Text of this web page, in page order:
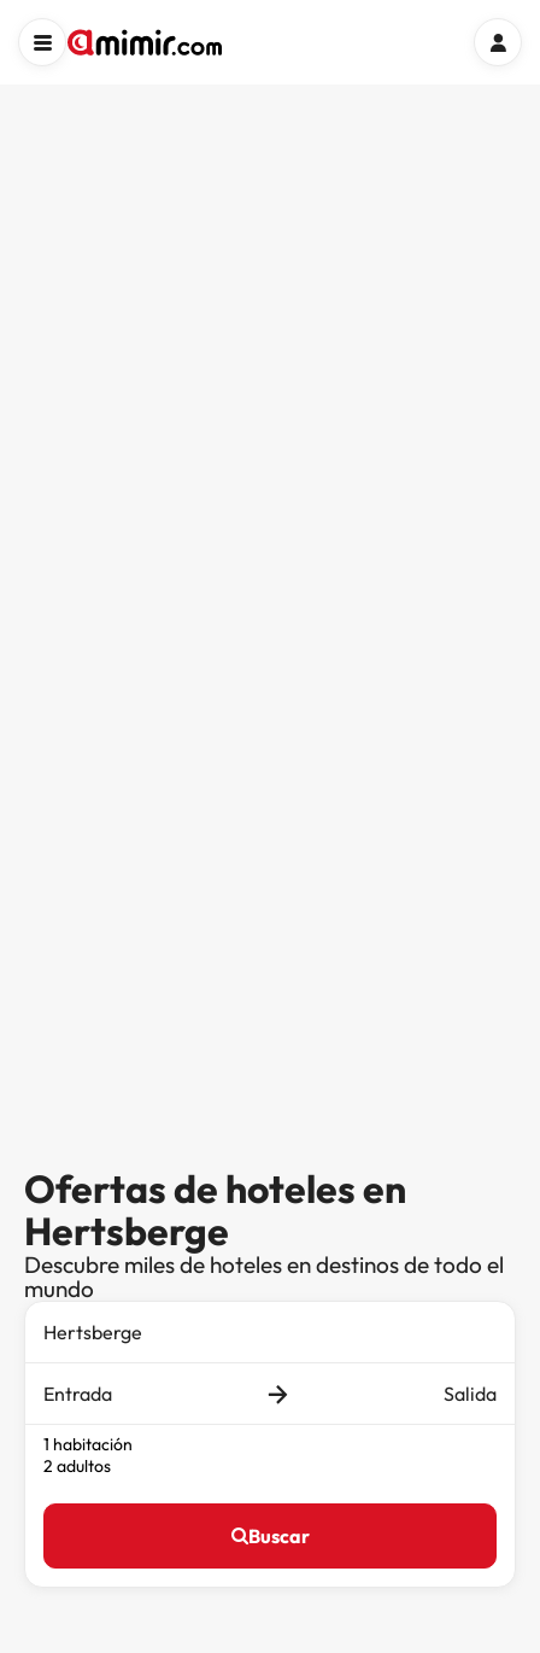
Ofertas de hoteles en
Hertsberge
Descubre miles de hoteles en destinos de todo el
mundo
Entrada Salida
1 habitación
2 adultos
Buscar